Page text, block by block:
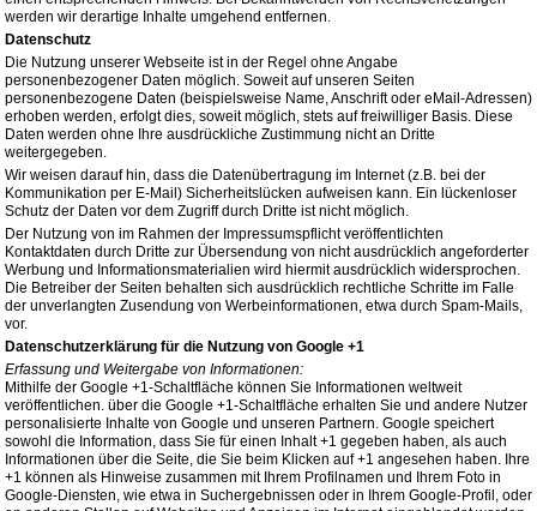
werden wir derartige Inhalte umgehend entfernen.
Datenschutz
Die Nutzung unserer Webseite ist in der Regel ohne Angabe
personenbezogener Daten möglich. Soweit auf unseren Seiten
personenbezogene Daten (beispielsweise Name, Anschrift oder eMail-Adressen)
erhoben werden, erfolgt dies, soweit möglich, stets auf freiwilliger Basis. Diese
Daten werden ohne Ihre ausdrückliche Zustimmung nicht an Dritte
weitergegeben.
Wir weisen darauf hin, dass die Datenübertragung im Internet (z.B. bei der
Kommunikation per E-Mail) Sicherheitslücken aufweisen kann. Ein lückenloser
Schutz der Daten vor dem Zugriff durch Dritte ist nicht möglich.
Der Nutzung von im Rahmen der Impressumspflicht veröffentlichten
Kontaktdaten durch Dritte zur Übersendung von nicht ausdrücklich angeforderter
Werbung und Informationsmaterialien wird hiermit ausdrücklich widersprochen.
Die Betreiber der Seiten behalten sich ausdrücklich rechtliche Schritte im Falle
der unverlangten Zusendung von Werbeinformationen, etwa durch Spam-Mails,
vor.
Datenschutzerklärung für die Nutzung von Google +1
Erfassung und Weitergabe von Informationen:
Mithilfe der Google +1-Schaltfläche können Sie Informationen weltweit
veröffentlichen. über die Google +1-Schaltfläche erhalten Sie und andere Nutzer
personalisierte Inhalte von Google und unseren Partnern. Google speichert
sowohl die Information, dass Sie für einen Inhalt +1 gegeben haben, als auch
Informationen über die Seite, die Sie beim Klicken auf +1 angesehen haben. Ihre
+1 können als Hinweise zusammen mit Ihrem Profilnamen und Ihrem Foto in
Google-Diensten, wie etwa in Suchergebnissen oder in Ihrem Google-Profil, oder